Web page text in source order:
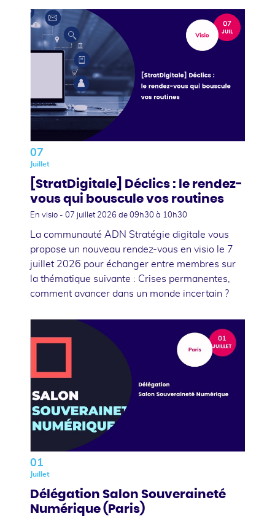
07
Juillet
[StratDigitale] Déclics : le rendez-
vous qui bouscule vos routines
En visio - 07 juillet 2026 de 09h30 à 10h30
La communauté ADN Stratégie digitale vous
propose un nouveau rendez-vous en visio le 7
juillet 2026 pour échanger entre membres sur
la thématique suivante : Crises permanentes,
comment avancer dans un monde incertain ?
01
Juillet
Délégation Salon Souveraineté
Numérique (Paris)